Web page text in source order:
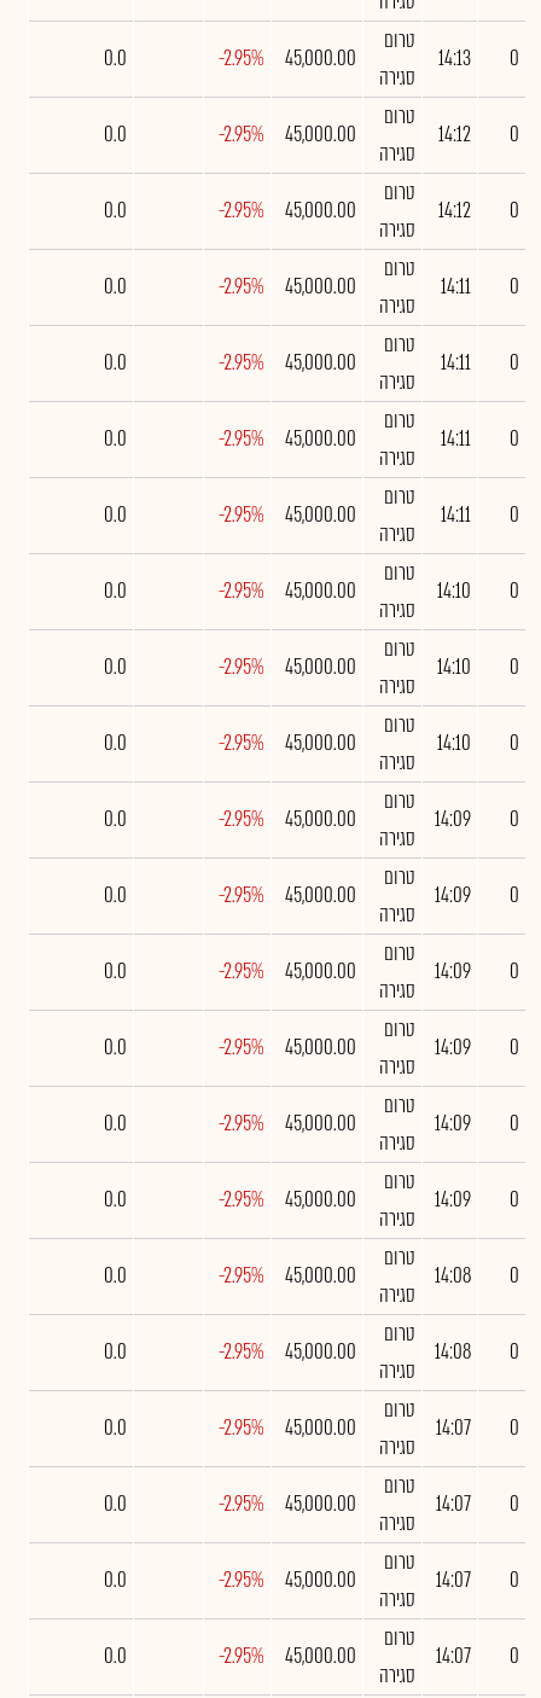
0
14:13
טרום
סגירה
45,000.00
-2.95%
0.0
0
14:12
טרום
סגירה
45,000.00
-2.95%
0.0
0
14:12
טרום
סגירה
45,000.00
-2.95%
0.0
0
14:11
טרום
סגירה
45,000.00
-2.95%
0.0
0
14:11
טרום
סגירה
45,000.00
-2.95%
0.0
0
14:11
טרום
סגירה
45,000.00
-2.95%
0.0
0
14:11
טרום
סגירה
45,000.00
-2.95%
0.0
0
14:10
טרום
סגירה
45,000.00
-2.95%
0.0
0
14:10
טרום
סגירה
45,000.00
-2.95%
0.0
0
14:10
טרום
סגירה
45,000.00
-2.95%
0.0
0
14:09
טרום
סגירה
45,000.00
-2.95%
0.0
0
14:09
טרום
סגירה
45,000.00
-2.95%
0.0
0
14:09
טרום
סגירה
45,000.00
-2.95%
0.0
0
14:09
טרום
סגירה
45,000.00
-2.95%
0.0
0
14:09
טרום
סגירה
45,000.00
-2.95%
0.0
0
14:09
טרום
סגירה
45,000.00
-2.95%
0.0
0
14:08
טרום
סגירה
45,000.00
-2.95%
0.0
0
14:08
טרום
סגירה
45,000.00
-2.95%
0.0
0
14:07
טרום
סגירה
45,000.00
-2.95%
0.0
0
14:07
טרום
סגירה
45,000.00
-2.95%
0.0
0
14:07
טרום
סגירה
45,000.00
-2.95%
0.0
0
14:07
טרום
סגירה
45,000.00
-2.95%
0.0